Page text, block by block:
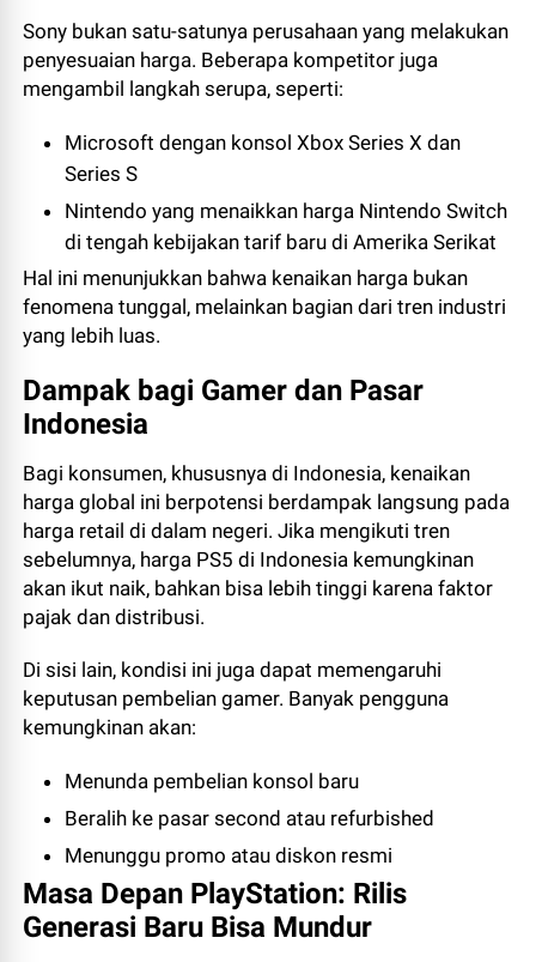
Sony bukan satu-satunya perusahaan yang melakukan
penyesuaian harga. Beberapa kompetitor juga
mengambil langkah serupa, seperti:
Microsoft dengan konsol Xbox Series X dan
Series S
Nintendo yang menaikkan harga Nintendo Switch
di tengah kebijakan tarif baru di Amerika Serikat
Hal ini menunjukkan bahwa kenaikan harga bukan
fenomena tunggal, melainkan bagian dari tren industri
yang lebih luas.
Dampak bagi Gamer dan Pasar
Indonesia
Bagi konsumen, khususnya di Indonesia, kenaikan
harga global ini berpotensi berdampak langsung pada
harga retail di dalam negeri. Jika mengikuti tren
sebelumnya, harga PS5 di Indonesia kemungkinan
akan ikut naik, bahkan bisa lebih tinggi karena faktor
pajak dan distribusi.
Di sisi lain, kondisi ini juga dapat memengaruhi
keputusan pembelian gamer. Banyak pengguna
kemungkinan akan:
Menunda pembelian konsol baru
Beralih ke pasar second atau refurbished
Menunggu promo atau diskon resmi
Masa Depan PlayStation: Rilis
Generasi Baru Bisa Mundur